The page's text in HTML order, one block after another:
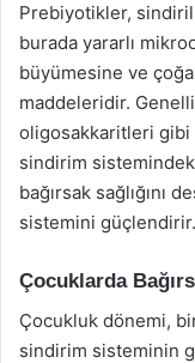
Prebiyotikler,
burada yararlı
büyümesine ve
maddeleridir.
oligosakkaritleri
sindirim
bağırsak sağlığını
sistemini güçlendirir.
Çocuklarda
Çocukluk dönemi,
sindirim sisteminin